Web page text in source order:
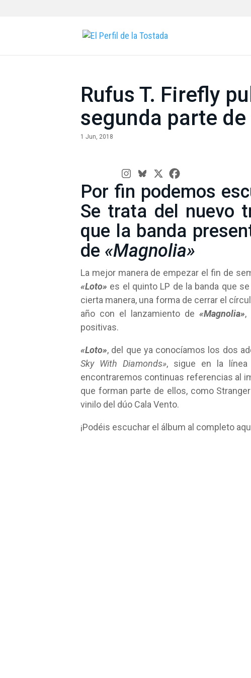
Rufus T. Firefly
segunda parte
1 Jun, 2018
Por fin podemos
Se trata del nuevo
que la banda
de «Magnolia»
La mejor manera de empezar el fin de
«Loto» es el quinto LP de la banda que
cierta manera, una forma de cerrar el
año con el lanzamiento de «Magnolia»,
positivas.
«Loto», del que ya conocíamos los dos
Sky With Diamonds», sigue en la línea
encontraremos continuas referencias al
que forman parte de ellos, como
vinilo del dúo Cala Vento.
¡Podéis escuchar el álbum al completo